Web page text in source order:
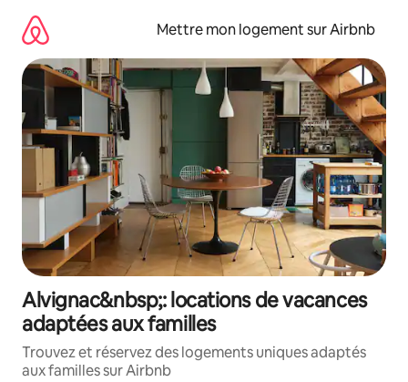
directement
contenu
Mettre mon logement sur Airbnb
Alvignac&nbsp;: locations de vacances
adaptées aux familles
Trouvez et réservez des logements uniques adaptés
aux familles sur Airbnb